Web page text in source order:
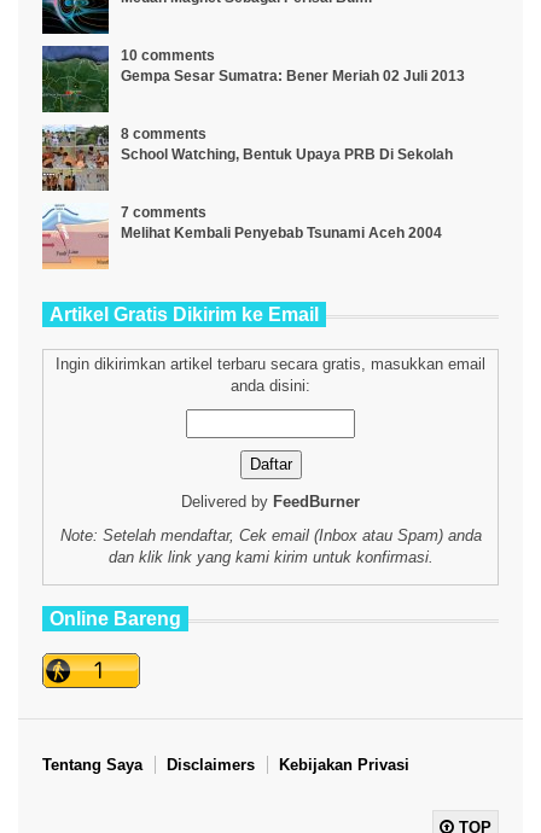
10 comments
Gempa Sesar Sumatra: Bener Meriah 02 Juli 2013
8 comments
School Watching, Bentuk Upaya PRB Di Sekolah
7 comments
Melihat Kembali Penyebab Tsunami Aceh 2004
Artikel Gratis Dikirim ke Email
Ingin dikirimkan artikel terbaru secara gratis, masukkan email
anda disini:
Delivered by FeedBurner
Note: Setelah mendaftar, Cek email (Inbox atau Spam) anda
dan klik link yang kami kirim untuk konfirmasi.
Online Bareng
Tentang Saya Disclaimers Kebijakan Privasi
TOP